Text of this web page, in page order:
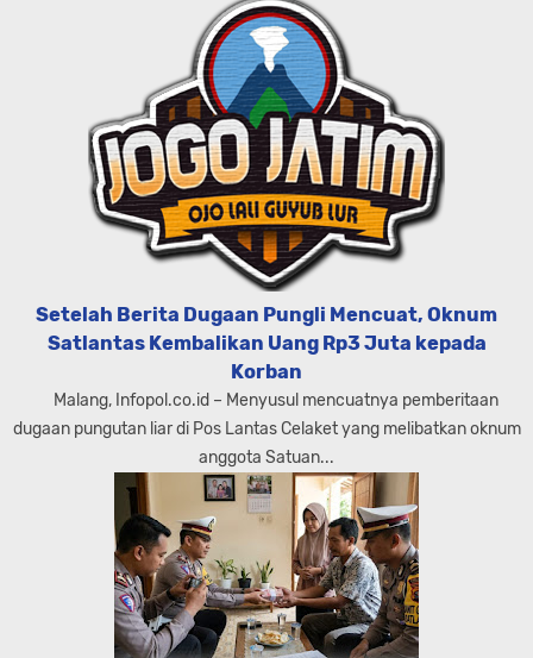
Setelah Berita Dugaan Pungli Mencuat, Oknum
Satlantas Kembalikan Uang Rp3 Juta kepada
Korban
Malang, Infopol.co.id – Menyusul mencuatnya pemberitaan
dugaan pungutan liar di Pos Lantas Celaket yang melibatkan oknum
anggota Satuan...